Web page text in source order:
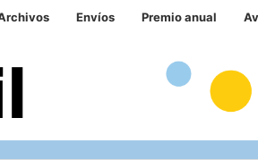
Envíos Premio anual